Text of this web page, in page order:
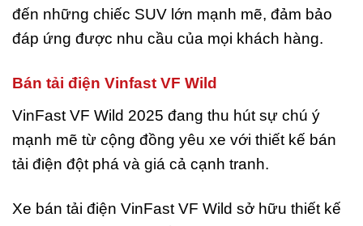
đến những chiếc SUV lớn mạnh mẽ, đảm bảo
đáp ứng được nhu cầu của mọi khách hàng.
Bán tải điện Vinfast VF Wild
VinFast VF Wild 2025 đang thu hút sự chú ý
mạnh mẽ từ cộng đồng yêu xe với thiết kế bán
tải điện đột phá và giá cả cạnh tranh.
Xe bán tải điện VinFast VF Wild sở hữu thiết kế